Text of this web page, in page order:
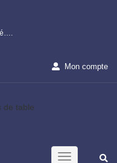
Mon compte